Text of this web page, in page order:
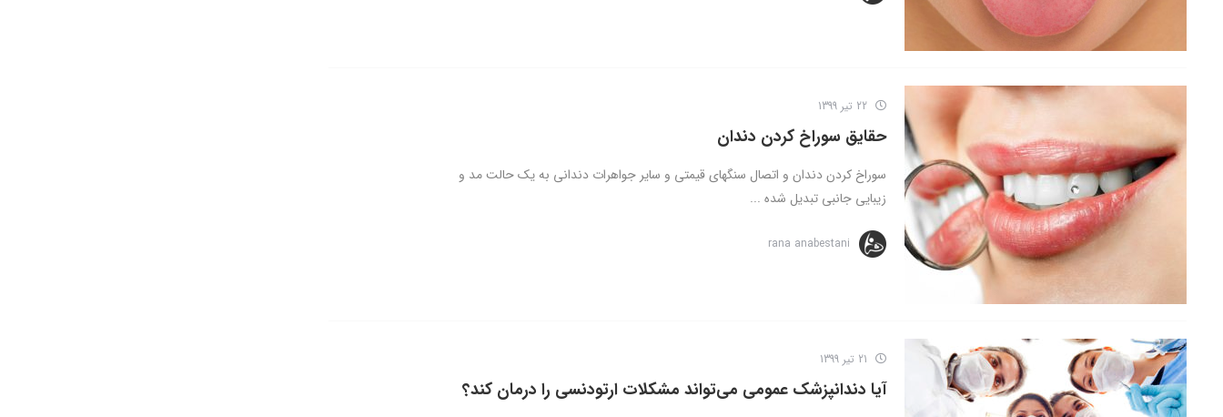
حقایق سوراخ کردن دندان
سوراخ کردن دندان و اتصال سنگهای قیمتی و سایر جواهرات دندانی به یک حالت مد و
زیبایی جانبی تبدیل شده ...
rana anabestani
آیا دندانپزشک عمومی می‌تواند مشکلات ارتودنسی را درمان کند؟